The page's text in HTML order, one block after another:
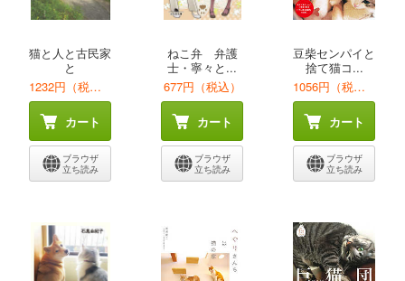
猫と人と古民家
と
1232円（税込）
カート
ブラウザ
立ち読み
ねこ弁 弁護
士・寧々と...
677円（税込）
カート
ブラウザ
立ち読み
豆柴センパイと
捨て猫コ...
1056円（税込）
カート
ブラウザ
立ち読み